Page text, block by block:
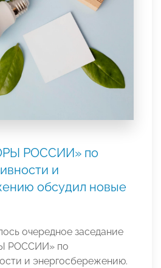
РОССИИ» по
и
обсудил новые
очередное заседание
РОССИИ» по
и энергосбережению.